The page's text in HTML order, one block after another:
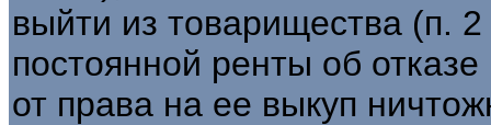
выйти из товарищества (п.
постоянной ренты об
от права на ее выкуп